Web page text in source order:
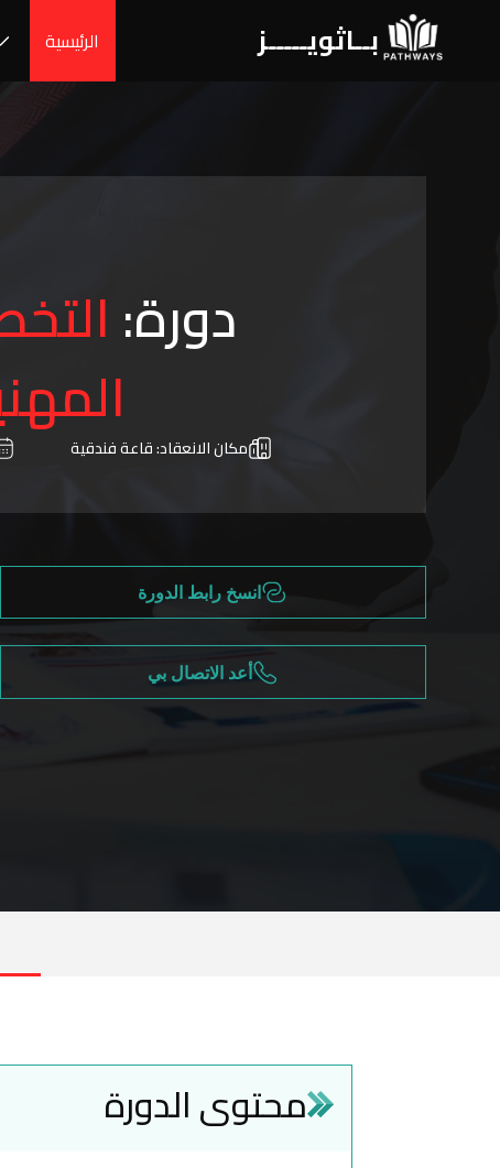
بــاثويـــــز الرئيسية
دورة:
مكان الانعقاد:قاعة فندقية
انسخ رابط الدورة
أعد الاتصال بي
محتوى الدورة